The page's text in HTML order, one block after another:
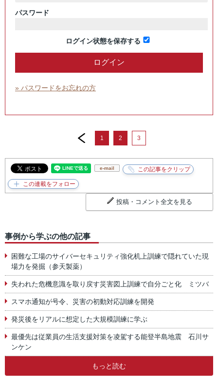
パスワード
ログイン状態を保存する
» パスワードをお忘れの方
prev
1 2 3
e-mail
投稿・コメント全文を見る
事例から学ぶの他の記事
困難な工場のサイバーセキュリティ強化机上訓練で隠れていた現
場力を発掘（参天製薬）
失われた危機意識を取り戻す災害図上訓練で自分ごと化 ミツバ
スマホ通知が号令、災害の初動対応訓練を開発
発災後をリアルに想定した大規模訓練に学ぶ
最優先は従業員の生活支援対策を凌駕する能登半島地震 石川サ
ンケン
もっと読む